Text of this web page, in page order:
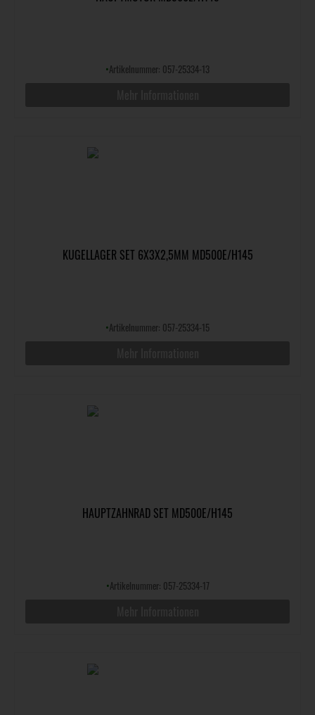
•Artikelnummer: 057-25334-13
KUGELLAGER SET 6X3X2,5MM MD500E/H145
•Artikelnummer: 057-25334-15
HAUPTZAHNRAD SET MD500E/H145
•Artikelnummer: 057-25334-17